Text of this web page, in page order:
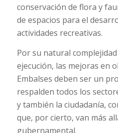
conservación de flora y
de espacios para el
actividades recreativas.
Por su natural
ejecución, las mejoras en
Embalses deben ser un
respalden todos los
y también la ciudadanía,
que, por cierto, van más
gubernamental.